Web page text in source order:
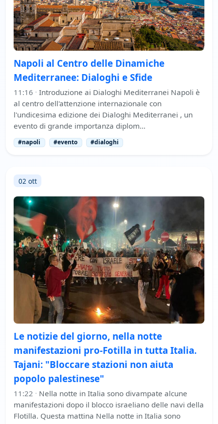
Napoli al Centro delle Dinamiche
Mediterranee: Dialoghi e Sfide
11:16 · Introduzione ai Dialoghi Mediterranei Napoli è
al centro dell'attenzione internazionale con
l'undicesima edizione dei Dialoghi Mediterranei , un
evento di grande importanza diplom…
#napoli #evento #dialoghi
02 ott
Le notizie del giorno, nella notte
manifestazioni pro-Fotilla in tutta Italia.
Tajani: "Bloccare stazioni non aiuta
popolo palestinese"
11:22 · Nella notte in Italia sono divampate alcune
manifestazioni dopo il blocco israeliano delle navi della
Flotilla. Questa mattina Nella notte in Italia sono